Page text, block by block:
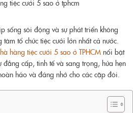
sống sôi động và sự phát triển không
tổ chức tiệc cưới lớn nhất cả nước.
hàng tiệc cưới 5 sao ở TPHCM nổi bật
đẳng cấp, tinh tế và sang trọng, hứa hẹn
hảo và đáng nhớ cho các cặp đôi.